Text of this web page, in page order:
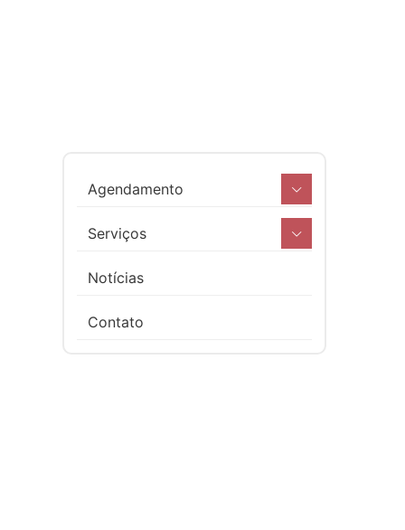
Agendamento
Serviços
Notícias
Contato